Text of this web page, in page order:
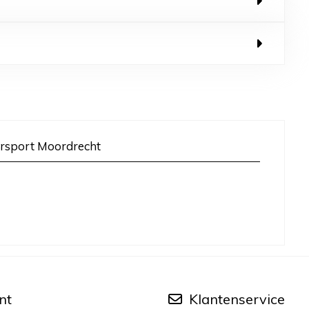
Moordrecht
Klantenservice